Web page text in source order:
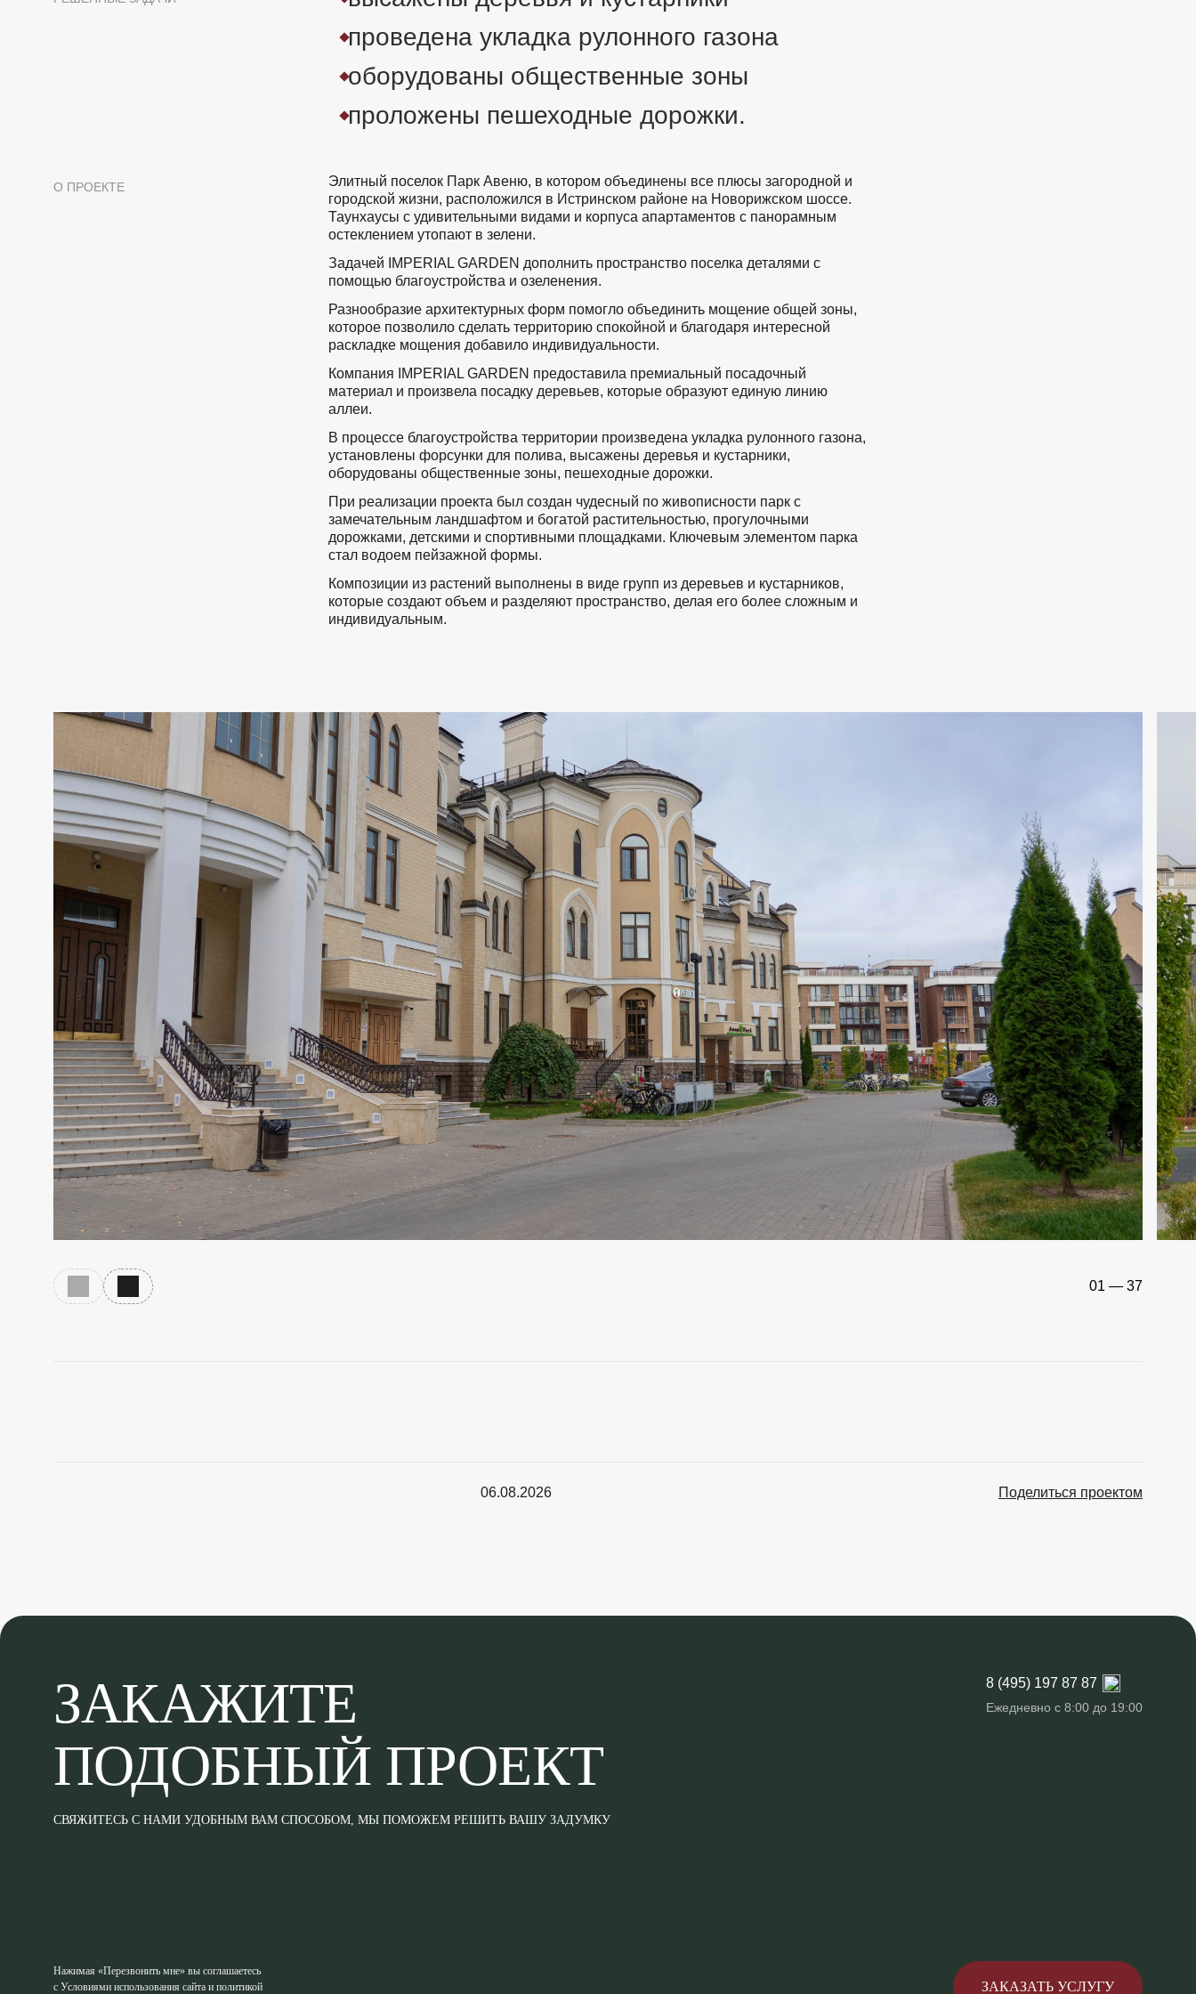
проведена укладка рулонного газона
оборудованы общественные зоны
проложены пешеходные дорожки.
О ПРОЕКТЕ
Элитный поселок Парк Авеню, в котором объединены все плюсы загородной и
городской жизни, расположился в Истринском районе на Новорижском шоссе.
Таунхаусы с удивительными видами и корпуса апартаментов с панорамным
остеклением утопают в зелени.
Задачей IMPERIAL GARDEN дополнить пространство поселка деталями с
помощью благоустройства и озеленения.
Разнообразие архитектурных форм помогло объединить мощение общей зоны,
которое позволило сделать территорию спокойной и благодаря интересной
раскладке мощения добавило индивидуальности.
Компания IMPERIAL GARDEN предоставила премиальный посадочный
материал и произвела посадку деревьев, которые образуют единую линию
аллеи.
В процессе благоустройства территории произведена укладка рулонного газона,
установлены форсунки для полива, высажены деревья и кустарники,
оборудованы общественные зоны, пешеходные дорожки.
При реализации проекта был создан чудесный по живописности парк с
замечательным ландшафтом и богатой растительностью, прогулочными
дорожками, детскими и спортивными площадками. Ключевым элементом парка
стал водоем пейзажной формы.
Композиции из растений выполнены в виде групп из деревьев и кустарников,
которые создают объем и разделяют пространство, делая его более сложным и
индивидуальным.
Предыдущий слайдСледующий слайд 01 — 37
06.08.2026 Поделиться проектом
ЗАКАЖИТЕ
ПОДОБНЫЙ ПРОЕКТ
СВЯЖИТЕСЬ С НАМИ УДОБНЫМ ВАМ СПОСОБОМ, МЫ ПОМОЖЕМ РЕШИТЬ ВАШУ ЗАДУМКУ
8 (495) 197 87 87
Ежедневно с 8:00 до 19:00
Нажимая «Перезвонить мне» вы соглашаетесь
с Условиями использования сайта и политикой
ЗАКАЗАТЬ УСЛУГУ